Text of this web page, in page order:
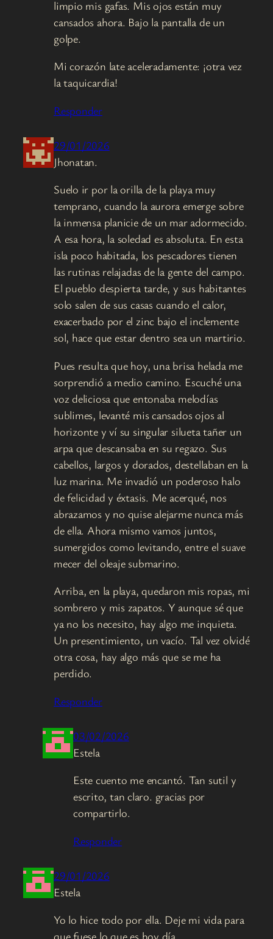
limpio mis gafas. Mis ojos están muy
cansados ahora. Bajo la pantalla de un
golpe.
Mi corazón late aceleradamente: ¡otra vez
la taquicardia!
Responder
29/01/2026
Jhonatan.
Suelo ir por la orilla de la playa muy
temprano, cuando la aurora emerge sobre
la inmensa planicie de un mar adormecido.
A esa hora, la soledad es absoluta. En esta
isla poco habitada, los pescadores tienen
las rutinas relajadas de la gente del campo.
El pueblo despierta tarde, y sus habitantes
solo salen de sus casas cuando el calor,
exacerbado por el zinc bajo el inclemente
sol, hace que estar dentro sea un martirio.
Pues resulta que hoy, una brisa helada me
sorprendió a medio camino. Escuché una
voz deliciosa que entonaba melodías
sublimes, levanté mis cansados ojos al
horizonte y ví su singular silueta tañer un
arpa que descansaba en su regazo. Sus
cabellos, largos y dorados, destellaban en la
luz marina. Me invadió un poderoso halo
de felicidad y éxtasis. Me acerqué, nos
abrazamos y no quise alejarme nunca más
de ella. Ahora mismo vamos juntos,
sumergidos como levitando, entre el suave
mecer del oleaje submarino.
Arriba, en la playa, quedaron mis ropas, mi
sombrero y mis zapatos. Y aunque sé que
ya no los necesito, hay algo me inquieta.
Un presentimiento, un vacío. Tal vez olvidé
otra cosa, hay algo más que se me ha
perdido.
Responder
03/02/2026
Estela
Este cuento me encantó. Tan sutil y
escrito, tan claro. gracias por
compartirlo.
Responder
29/01/2026
Estela
Yo lo hice todo por ella. Deje mi vida para
que fuese lo que es hoy día.